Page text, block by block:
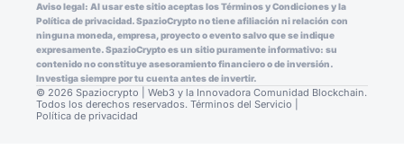
Aviso legal: Al usar este sitio aceptas los Términos y Condiciones y la
Política de privacidad. SpazioCrypto no tiene afiliación ni relación con
ninguna moneda, empresa, proyecto o evento salvo que se indique
expresamente. SpazioCrypto es un sitio puramente informativo: su
contenido no constituye asesoramiento financiero o de inversión.
Investiga siempre por tu cuenta antes de invertir.
© 2026 Spaziocrypto | Web3 y la Innovadora Comunidad Blockchain.
Todos los derechos reservados. Términos del Servicio
Política de privacidad